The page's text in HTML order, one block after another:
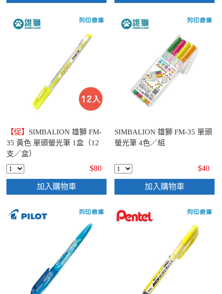
【促】 SIMBALION 雄獅 FM-
35 黃色 單頭螢光筆 1盒（12
支／盒）
$80
加入購物車
SIMBALION 雄獅 FM-35 單頭
螢光筆 4色／組
$40
加入購物車